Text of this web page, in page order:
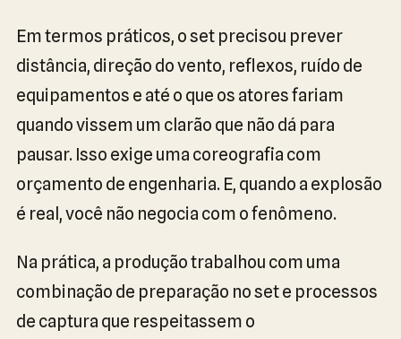
Em termos práticos, o set precisou prever
distância, direção do vento, reflexos, ruído de
equipamentos e até o que os atores fariam
quando vissem um clarão que não dá para
pausar. Isso exige uma coreografia com
orçamento de engenharia. E, quando a explosão
é real, você não negocia com o fenômeno.
Na prática, a produção trabalhou com uma
combinação de preparação no set e processos
de captura que respeitassem o